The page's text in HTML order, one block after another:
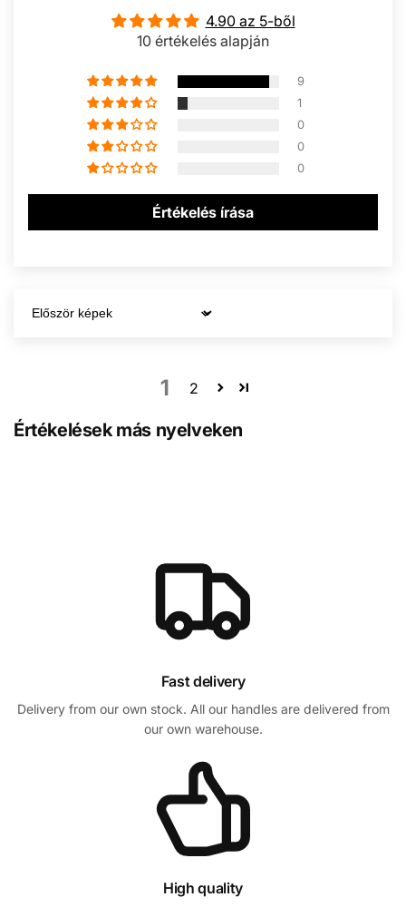
4.90 az 5-ből
10 értékelés alapján
9
1
0
0
0
Értékelés írása
Sort by
1 2
Értékelések más nyelveken
Fast delivery
Delivery from our own stock. All our handles are delivered from
our own warehouse.
High quality